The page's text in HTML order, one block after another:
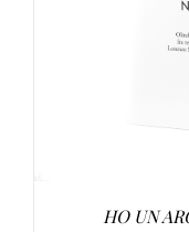
HO UN